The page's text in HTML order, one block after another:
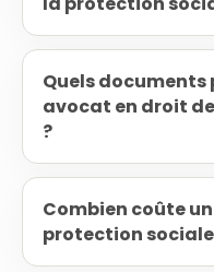
Quels documents
avocat en droit
?
Combien coûte
protection sociale